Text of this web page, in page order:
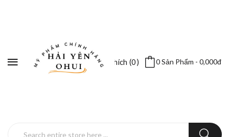
Yêu Thích (0) 0 Sản Phẩm - 0,000đ